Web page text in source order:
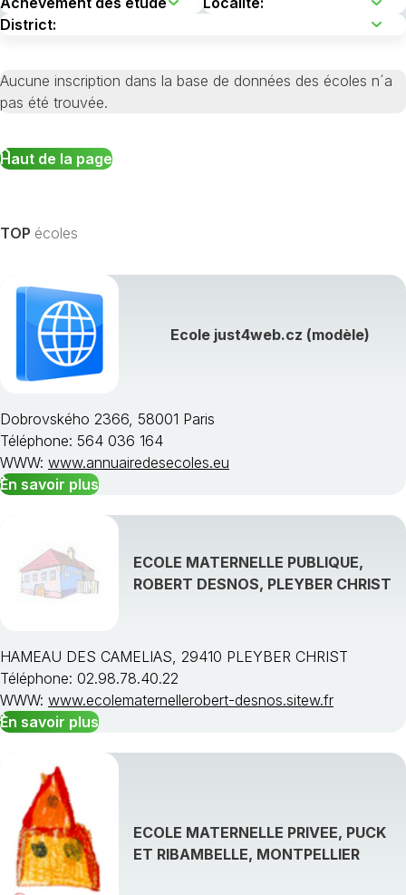
Aucune inscription dans la base de données des écoles n´a
pas été trouvée.
Haut de la page
TOP écoles
Ecole just4web.cz (modèle)
Dobrovského 2366, 58001 Paris
Téléphone: 564 036 164
WWW: www.annuairedesecoles.eu
En savoir plus
ECOLE MATERNELLE PUBLIQUE,
ROBERT DESNOS, PLEYBER CHRIST
HAMEAU DES CAMELIAS, 29410 PLEYBER CHRIST
Téléphone: 02.98.78.40.22
WWW: www.ecolematernellerobert-desnos.sitew.fr
En savoir plus
ECOLE MATERNELLE PRIVEE, PUCK
ET RIBAMBELLE, MONTPELLIER